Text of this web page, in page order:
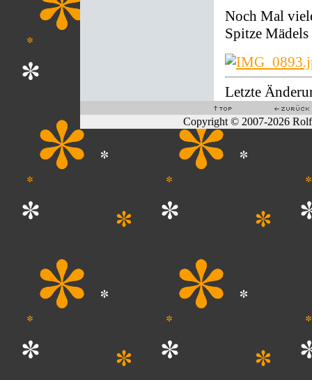
Noch Mal
Spitze
Letzte
Copyright © 2007-2026